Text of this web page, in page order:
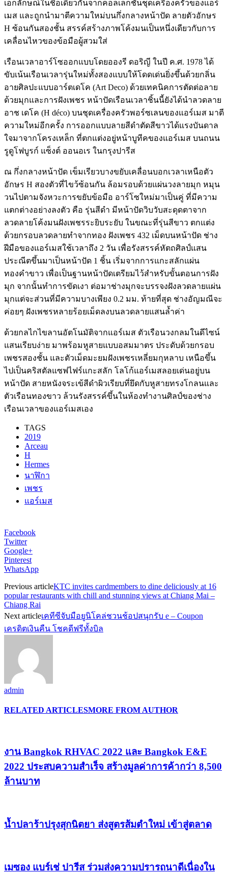
เอกลักษณ์ในชื่อเดียวกันจากคอลเลกชั่นชุดเครื่องครัวของแอร์
เมส และถูกนำมาตีความใหม่บนกึ่งกลางหน้าปัด ลายตัวอักษร
H ซ้อนกันสองชั้น สรรค์สร้างภาพโค้งมนเป็นหนึ่งเดียวกับการ
เคลื่อนไหวของข้อมือผู้สวมใส่
เรือนเวลาอาร์โซออกแบบโดยอองรี ดอริญี ในปี ค.ศ. 1978 ได้
ขับเน้นเรือนเวลารุ่นใหม่ทั้งสองแบบให้โดดเด่นยิ่งขึ้นด้วยกลิ่น
อายศิลปะแบบอาร์ตเดโค (Art Deco) ด้วยเทคนิคการตัดต่อลาย
ด้วยมุกและการฝังเพชร หน้าปัดเรือนเวลาชิ้นนี้ยังได้นำลวดลาย
อาช เดโค (H déco) บนชุดเครื่องครัวพอร์ซเลนของแอร์เมส มาตี
ความใหม่อีกครั้ง การออกแบบลายสีดำตัดสีขาวได้แรงบันดาล
ใจมาจากโครงเหล็ก ที่ตกแต่งอยู่หน้าบูทีคของแอร์เมส บนถนน
รูดูโฟบูรก์ แซ็งต์ ออนอเร ในกรุงปารีส
ณ กึ่งกลางหน้าปัด เข็มเรียวบางขยับเคลื่อนบอกเวลาเหนือตัว
อักษร H สองตัวที่ไขว้ซ้อนกัน ล้อมรอบด้วยแผ่นวงลายมุก หมุน
วนไปตามจังหวะการขยับข้อมือ อาร์โซใหม่มาเป็นคู่ ที่มีความ
แตกต่างอย่างลงตัว คือ รุ่นสีดำ มีหน้าปัดวิบวับสะดุดตาจาก
ลวดลายโค้งมนฝังเพชรระยิบระยับ ในขณะที่รุ่นสีขาว ตกแต่ง
ด้วยกรอบลวดลายทำจากทอง ฝังเพชร 432 เม็ดบนหน้าปัด ช่าง
ฝีมือของแอร์เมสใช้เวลาถึง 2 วัน เพื่อรังสรรค์หัตถศิลป์แสน
ประณีตขึ้นมาเป็นหน้าปัด 1 ชิ้น เริ่มจากการแกะสลักแผ่น
ทองคำขาว เพื่อเป็นฐานหน้าปัดเตรียมไว้สำหรับขั้นตอนการฝัง
มุก จากนั้นทำการขัดเงา ต่อมาช่างมุกจะบรรจงฝังลวดลายแผ่น
มุกแต่จะส่วนที่มีความบางเพียง 0.2 มม. ท้ายที่สุด ช่างอัญมณีจะ
ค่อยๆ ฝังเพชรหลายร้อยเม็ดลงบนลวดลายแสนล้ำค่า
ด้วยกลไกไขลานอัตโนมัติจากแอร์เมส ตัวเรือนวงกลมในดีไซน์
แสนเรียบง่าย มาพร้อมหูสายแบบอสมมาตร ประดับด้วยกรอบ
เพชรสองชั้น และตัวเม็ดมะยมฝังเพชรเหลี่ยมกุหลาบ เหนือขึ้น
ไปเป็นคริสตัลแซฟไฟร์แกะสลัก โลโก้แอร์เมสลอยเด่นอยู่บน
หน้าปัด สายหนังจระเข้สีดำผิวเรียบที่ยึดกับหูสายทรงโกลนและ
ตัวเรือนทองขาว ล้วนรังสรรค์ขึ้นในห้องทำงานศิลป์ของช่าง
เรือนเวลาของแอร์เมสเอง
TAGS
2019
Arceau
H
Hermes
นาฬิกา
เพชร
แอร์เมส
Facebook
Twitter
Google+
Pinterest
WhatsApp
Previous articleKTC invites cardmembers to dine deliciously at 16
popular restaurants with chill and stunning views at Chiang Mai –
Chiang Rai
Next articleเคทีซีจับมือยูนิโคล่ชวนช้อปสนุกรับ e – Coupon
เครดิตเงินคืน โชคดีฟรีทั้งบิล
admin
RELATED ARTICLESMORE FROM AUTHOR
งาน Bangkok RHVAC 2022 และ Bangkok E&E
2022 ประสบความสำเร็จ สร้างมูลค่าการค้ากว่า 8,500
ล้านบาท
น้ำปลาร้าปรุงสุกนิตยา ส่งสูตรส้มตำใหม่ เข้าสู่ตลาด
เมซอง แบร์เช่ ปารีส ร่วมส่งความปรารถนาดีเนื่องใน